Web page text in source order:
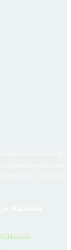
Hakkımızda